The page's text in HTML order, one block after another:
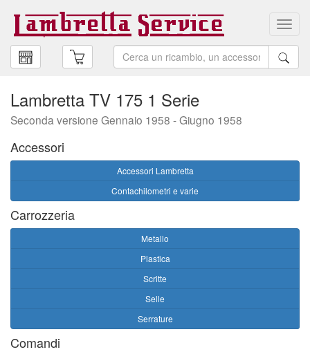
Lambretta TV 175 1 Serie
Seconda versione Gennaio 1958 - Giugno 1958
Accessori
Accessori Lambretta
Contachilometri e varie
Carrozzeria
Metallo
Plastica
Scritte
Selle
Serrature
Comandi